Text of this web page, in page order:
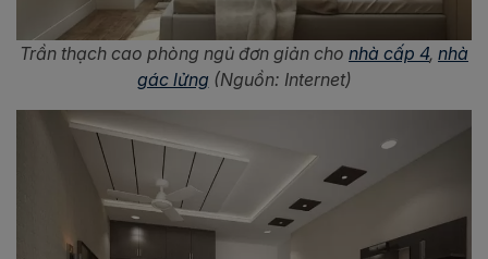
Trần thạch cao phòng ngủ đơn giản cho nhà cấp 4, nhà
gác lửng (Nguồn: Internet)